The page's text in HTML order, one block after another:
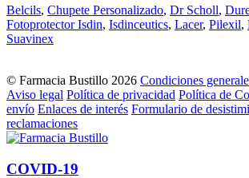
Belcils, Chupete Personalizado, Dr Scholl,
Fotoprotector Isdin, Isdinceutics, Lacer, Pilexil,
Suavinex
© Farmacia Bustillo 2026 Condiciones
Aviso legal Política de privacidad Política de
envío Enlaces de interés Formulario de
reclamaciones
COVID-19